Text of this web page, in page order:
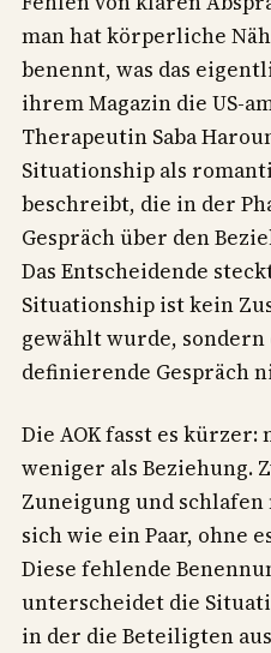
man hat körperliche
benennt, was das
ihrem Magazin die US-
Therapeutin Saba
Situationship als
beschreibt, die in der
Gespräch über den
Das Entscheidende
Situationship ist kein
gewählt wurde, sondern
definierende Gespräch
Die AOK fasst es
weniger als Beziehung.
Zuneigung und
sich wie ein Paar, ohne
Diese fehlende
unterscheidet die
in der die Beteiligten